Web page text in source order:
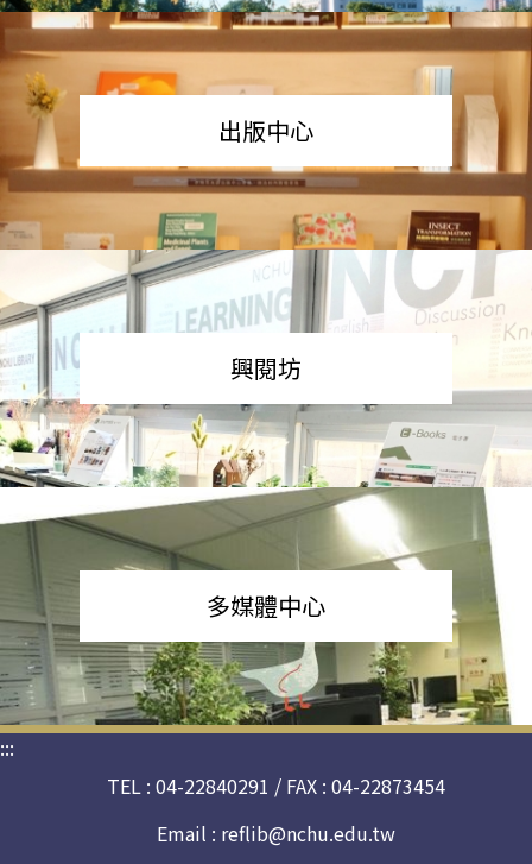
出版中心
興閱坊
多媒體中心
:::
TEL : 04-22840291 / FAX : 04-22873454
Email : reflib@nchu.edu.tw